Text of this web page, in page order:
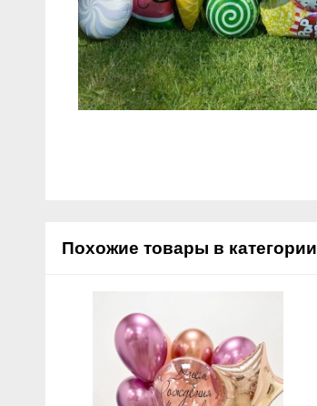
Похожие товары в категории